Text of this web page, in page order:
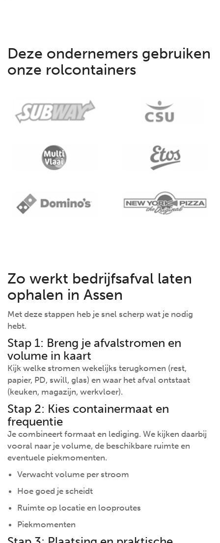
Deze ondernemers gebruiken
onze rolcontainers
Zo werkt bedrijfsafval laten
ophalen in Assen
Met deze stappen heb je snel scherp wat je nodig
hebt.
Stap 1: Breng je afvalstromen en
volume in kaart
Kijk welke stromen wekelijks terugkomen (rest,
papier, PD, swill, glas) en waar het afval ontstaat
(keuken, magazijn, werkvloer).
Stap 2: Kies containermaat en
frequentie
Je combineert formaat en lediging. We kijken daarbij
vooral naar je volume, de beschikbare ruimte en
eventuele piekmomenten.
Verwacht volume per stroom
Hoe goed je scheidt
Ruimte op locatie en looproutes
Piekmomenten